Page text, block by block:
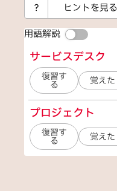
？
ヒントを見る
用語解説
サービスデスク
復習す
る 覚えた
プロジェクト
復習す
る 覚えた